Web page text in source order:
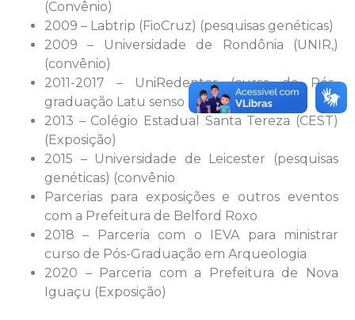
(Convênio)
2009 – Labtrip (FioCruz) (pesquisas genéticas)
2009 – Universidade de Rondônia (UNIR,)
(convênio)
2011-2017 – UniRedentor (curso de Pós-
graduação Latu senso em Arqueologia)
2013 – Colégio Estadual Santa Tereza (CEST)
(Exposição)
2015 – Universidade de Leicester (pesquisas
genéticas) (convênio
Parcerias para exposições e outros eventos
com a Prefeitura de Belford Roxo
2018 – Parceria com o IEVA para ministrar
curso de Pós-Graduação em Arqueologia
2020 – Parceria com a Prefeitura de Nova
Iguaçu (Exposição)